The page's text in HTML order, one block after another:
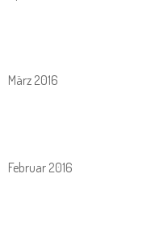
März 2016
Februar 2016